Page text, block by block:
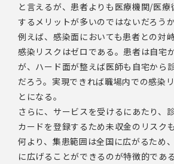
と言えるが、患者よりも医療機関/医療
するメリットが多いのではないだろうか
例えば、感染面においても患者との対
感染リスクはゼロである。患者は自宅
が、ハード面が整えば医師も自宅から
だろう。実現できれば職場内での感染
とになる。
さらに、サービスを受けるにあたり、
カードを登録するため未収金のリスク
何より、集患範囲は全国に広がるため
に広げることができるのが特徴的であ